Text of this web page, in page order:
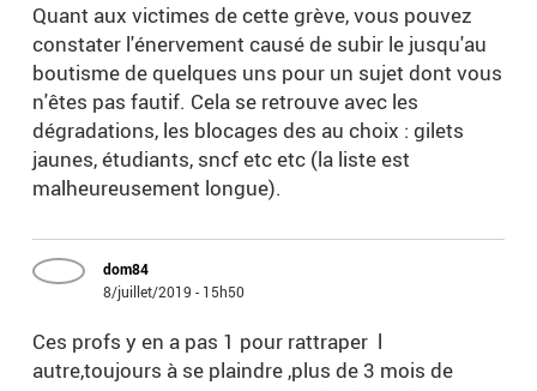
Quant aux victimes de cette grève, vous pouvez
constater l'énervement causé de subir le jusqu'au
boutisme de quelques uns pour un sujet dont vous
n'êtes pas fautif. Cela se retrouve avec les
dégradations, les blocages des au choix : gilets
jaunes, étudiants, sncf etc etc (la liste est
malheureusement longue).
dom84
8/juillet/2019 - 15h50
Ces profs y en a pas 1 pour rattraper l
autre,toujours à se plaindre ,plus de 3 mois de